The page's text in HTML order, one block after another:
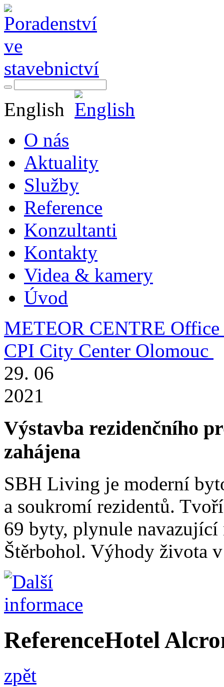
English
O nás
Aktuality
Služby
Reference
Konzultanti
Kontakty
Videa & kamery
Úvod
METEOR CENTRE Office
CPI City Center Olomouc
29. 06
2021
Výstavba rezidenčního
zahájena
SBH Living je moderní
a soukromí rezidentů.
69 byty, plynule navazující
Štěrbohol. Výhody života v
ReferenceHotel
zpět